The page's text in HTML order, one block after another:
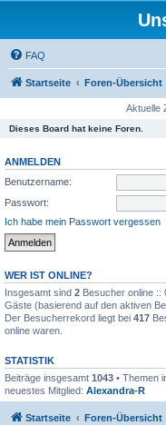
FAQ
Startseite Foren-Übersicht
Aktuelle
Dieses Board hat keine Foren.
ANMELDEN
Benutzername:
Passwort:
Ich habe mein Passwort vergessen
WER IST ONLINE?
Insgesamt sind 2 Besucher online ::
Gäste (basierend auf den aktiven
Der Besucherrekord liegt bei 417
online waren.
STATISTIK
Beiträge insgesamt 1043 • Themen
neuestes Mitglied: Alexandra-R
Startseite Foren-Übersicht